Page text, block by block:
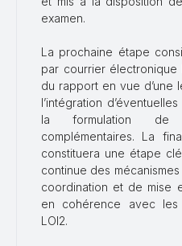
examen.
La prochaine étape
par courrier électronique
du rapport en vue d’une
l’intégration
la formulation de
complémentaires. La
constituera une étape clé
continue des
coordination et de mise
en cohérence avec
LOI2.